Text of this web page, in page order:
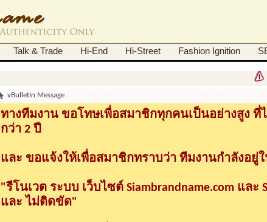
Talk & Trade Hi-End Hi-Street Fashion Ignition
ก
vBulletin Message
ทางทีมงาน ขอโทษเพื่อสมาชิกทุกคนเป็นอย่างสูง ที่ไ
กว่า 2 ปี
และ ขอแจ้งให้เพื่อสมาชิกทราบว่า ทีมงานกำลังอยู่
"รีโนเวต ระบบ เว็บไซต์ Siambrandname.com แล
และ ไม่ติดขัด"